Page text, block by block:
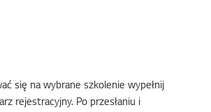
się na wybrane szkolenie wypełnij
rejestracyjny. Po przesłaniu i